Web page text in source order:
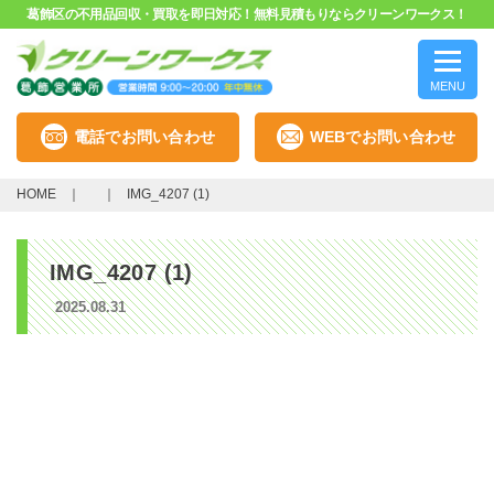
葛飾区の不用品回収・買取を即日対応！無料見積もりならクリーンワークス！
MENU
電話でお問い合わせ WEBでお問い合わせ
HOME IMG_4207 (1)
IMG_4207 (1)
2025.08.31